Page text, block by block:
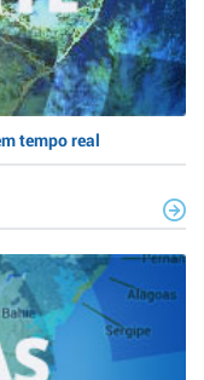
tempo real